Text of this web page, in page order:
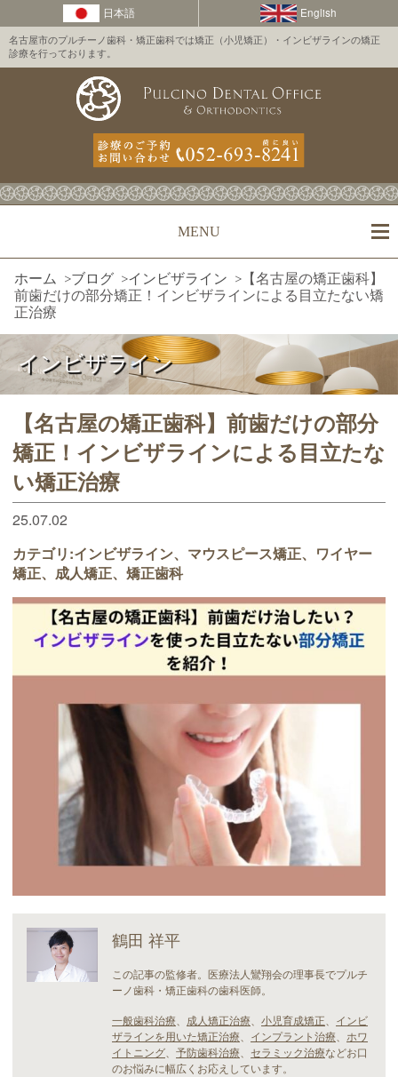
名古屋市のプルチーノ歯科・矯正歯科では矯正（小児矯正）・インビザラインの矯正
診療を行っております。
MENU
ホーム >ブログ >インビザライン > 【名古屋の矯正歯科】
前歯だけの部分矯正！インビザラインによる目立たない矯
正治療
インビザライン
【名古屋の矯正歯科】前歯だけの部分
矯正！インビザラインによる目立たな
い矯正治療
25.07.02
カテゴリ:インビザライン マウスピース矯正
ワイヤー
矯正
成人矯正 矯正歯科
鶴田 祥平
この記事の監修者。医療法人鸞翔会の理事長でプルチ
ーノ歯科・矯正歯科の歯科医師。
一般歯科治療
成人矯正治療 小児育成矯正
インビ
ザラインを用いた矯正治療
インプラント治療
ホワ
イトニング
予防歯科治療 セラミック治療などお口
のお悩みに幅広くお応えしています。